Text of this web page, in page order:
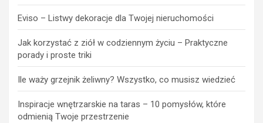
Eviso – Listwy dekoracje dla Twojej nieruchomości
Jak korzystać z ziół w codziennym życiu – Praktyczne
porady i proste triki
Ile waży grzejnik żeliwny? Wszystko, co musisz wiedzieć
Inspiracje wnętrzarskie na taras – 10 pomysłów, które
odmienią Twoje przestrzenie